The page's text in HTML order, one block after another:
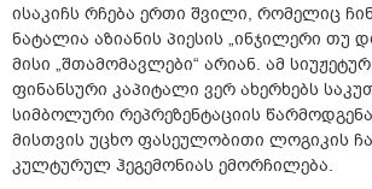
ისაკიჩს რჩება ერთი შვილი, რომელიც
ნატალია აზიანის პიესის „ინჯილერი თუ
მისი „შთამომავლები“ არიან. ამ
ფინანსური კაპიტალი ვერ ახერხებს
სიმბოლური რეპრეზენტაციის
მისთვის უცხო ფასეულობითი ლოგიკის
კულტურულ ჰეგემონიას ემორჩილება.